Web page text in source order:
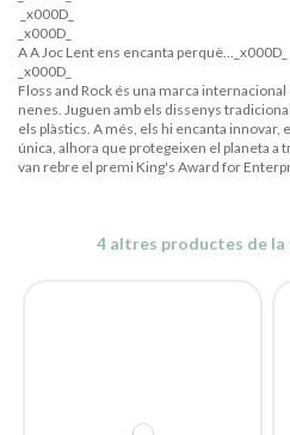
_x000D_
_x000D_
A A Joc Lent ens encanta perquè..._x000D_
_x000D_
Floss and Rock és una marca
nenes. Juguen amb els dissenys
els plàstics. A més, els hi encanta innovar,
única, alhora que protegeixen el planeta a
van rebre el premi King's Award for
4 altres productes de